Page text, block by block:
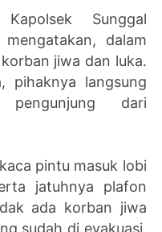
Sunggal
dalam
jiwa dan luka.
pihaknya langsung
pengunjung dari
pintu masuk lobi
jatuhnya plafon
ada korban jiwa
sudah di evakuasi.